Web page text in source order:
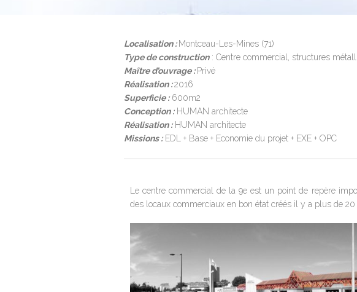
Localisation : Montceau-Les-Mines (71)
Type de construction: Centre commercial, structures
Maître d’ouvrage : Privé
Réalisation :2016
Superficie :600m2
Conception :HUMAN architecte
Réalisation :HUMAN architecte
Missions :EDL + Base + Economie du projet + EXE + OPC
Le centre commercial de la 9e est un point de repère
des locaux commerciaux en bon état créés il y a plus de 20